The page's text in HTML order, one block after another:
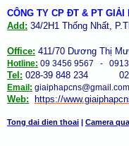
CÔNG TY CP ĐT & PT GIẢI
Add: 34/2H1 Thống Nhất,
Office: 411/70 Dương Thị
Hotline: 09 3456 9567 - 0913
Tel: 028-39 848 234 028-
Email: giaiphapcns@gmail.com
Web: https://www.giaiphap
Tong dai dien thoai | Camera